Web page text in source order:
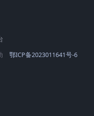
鄂ICP备2023011641号-6